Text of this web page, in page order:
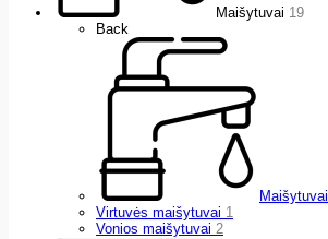
Maišytuvai 19
Back
Maišytuvai
Virtuvės maišytuvai 1
Vonios maišytuvai 2